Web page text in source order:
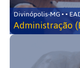
Divinópolis-MG •
Administração